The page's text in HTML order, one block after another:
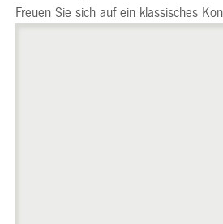
Freuen Sie sich auf ein klassisches